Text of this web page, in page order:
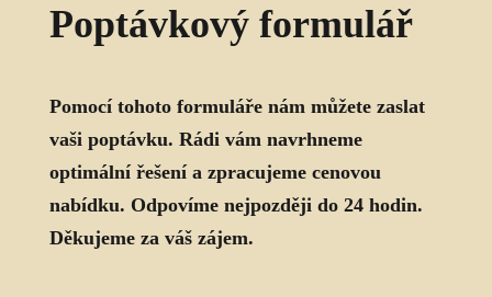
Poptávkový formulář
Pomocí tohoto formuláře nám můžete zaslat
vaši poptávku. Rádi vám navrhneme
optimální řešení a zpracujeme cenovou
nabídku. Odpovíme nejpozději do 24 hodin.
Děkujeme za váš zájem.